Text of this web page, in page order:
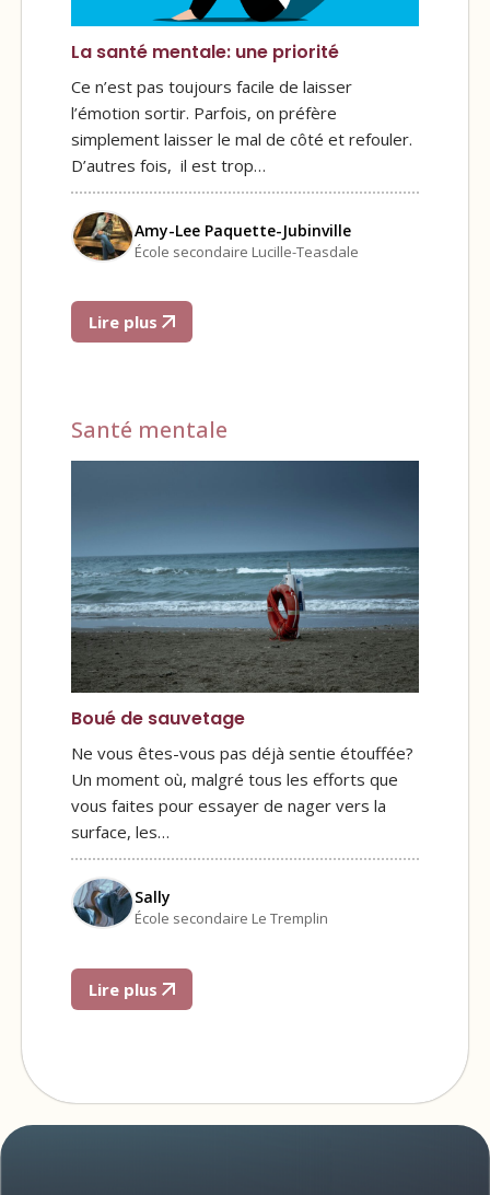
La santé mentale: une priorité
Ce n’est pas toujours facile de laisser
l’émotion sortir. Parfois, on préfère
simplement laisser le mal de côté et refouler.
D’autres fois, il est trop…
Amy-Lee Paquette-Jubinville
École secondaire Lucille-Teasdale
Lire plus
Santé mentale
Boué de sauvetage
Ne vous êtes-vous pas déjà sentie étouffée?
Un moment où, malgré tous les efforts que
vous faites pour essayer de nager vers la
surface, les…
Sally
École secondaire Le Tremplin
Lire plus